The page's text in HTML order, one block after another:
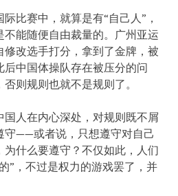
比赛中，就算是有“自己人”，
能随便自由裁量的。广州亚运
改选手打分，拿到了金牌，被
中国体操队存在被压分的问
则规则也就不是规则了。
人在内心深处，对规则既不屑
守——或者说，只想遵守对自己
什么要遵守？不仅如此，人们
”，不过是权力的游戏罢了，并